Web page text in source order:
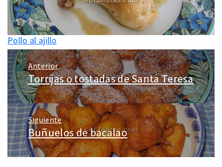
Pollo al ajillo
Navegación
de
entradas
Anterior
Entrada
anterior:
Torrijas o tostadas de Santa Teresa
Siguiente
Entrada
siguiente:
Buñuelos de bacalao